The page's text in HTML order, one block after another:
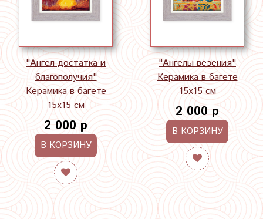
"Ангел достатка и
благополучия"
Керамика в багете
15х15 см
2 000 р
В КОРЗИНУ
"Ангелы везения"
Керамика в багете
15х15 см
2 000 р
В КОРЗИНУ